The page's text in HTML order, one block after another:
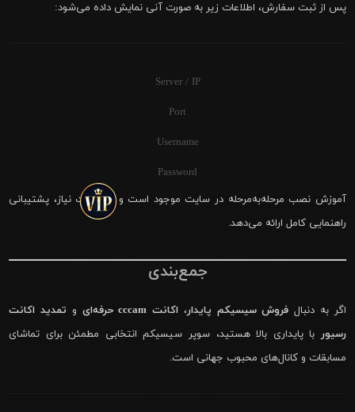
پس از ثبت سفارش، اطلاعات زیر به صورت آنی نمایش داده می‌شود:
Server / IP
Port
Username
Password
آموزش نصب مرحله‌به‌مرحله در سایت موجود است و در صورت نیاز، پشتیبانی
راهنمایی کامل ارائه می‌دهد.
جمع‌بندی
اگر به دنبال فروش سیسیکم پایدار، اکانت cccam حرفه‌ای و تمدید اکانت
رسیور با پایداری بالا هستید، سوپر سیسیکم انتخابی مطمئن برای تماشای
مسابقات و کانال‌های محبوب جهانی است.